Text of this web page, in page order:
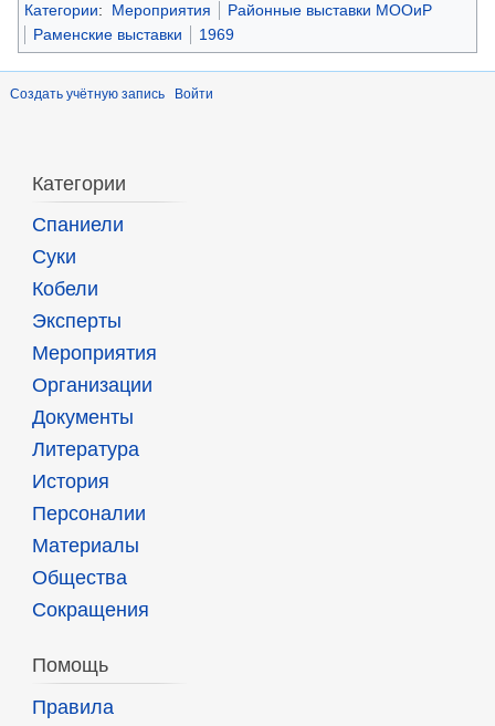
Категории: Мероприятия
Районные выставки МООиР
Раменские выставки
1969
Создать учётную запись Войти
Категории
Спаниели
Суки
Кобели
Эксперты
Мероприятия
Организации
Документы
Литература
История
Персоналии
Материалы
Общества
Сокращения
Помощь
Правила